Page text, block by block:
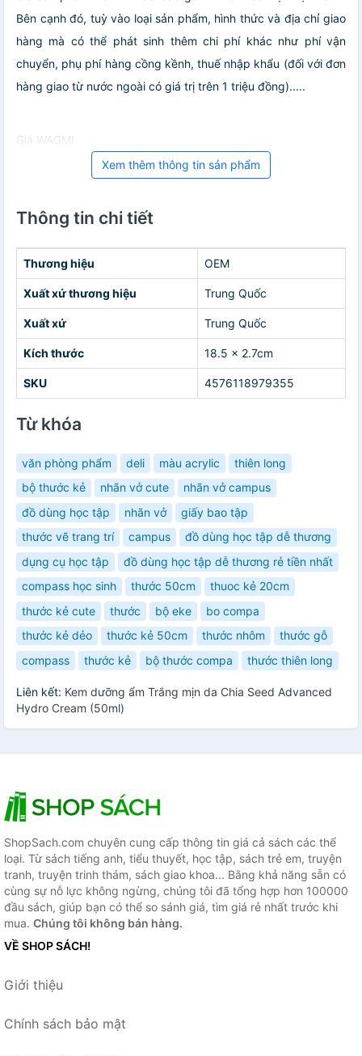
Bên cạnh đó, tuỳ vào loại sản phẩm, hình thức và địa chỉ giao
hàng mà có thể phát sinh thêm chi phí khác như phí vận
chuyển, phụ phí hàng cồng kềnh, thuế nhập khẩu (đối với đơn
hàng giao từ nước ngoài có giá trị trên 1 triệu đồng).....
Giá WAGMI
Xem thêm thông tin sản phẩm
Thông tin chi tiết
Thương hiệu OEM
Xuất xứ thương hiệu Trung Quốc
Xuất xứ Trung Quốc
Kích thước 18.5 x 2.7cm
SKU 4576118979355
Từ khóa
văn phòng phẩm deli màu acrylic
thiên long
bộ thước kẻ
nhãn vở cute
nhãn vở campus
đồ dùng học tập
nhãn vở
giấy bao tập
thước vẽ trang trí
campus
đồ dùng học tập dễ thương
dụng cụ học tập
đồ dùng học tập dễ thương rẻ tiền nhất
compass học sinh
thước 50cm
thuoc kẻ 20cm
thước kẻ cute
thước bộ eke
bo compa
thước kẻ dẻo
thước kẻ 50cm thước nhôm
thước gỗ
compass
thước kẻ bộ thước compa thước thiên long
Liên kết: Kem dưỡng ẩm Trắng mịn da Chia Seed Advanced
Hydro Cream (50ml)
ShopSach.com chuyên cung cấp thông tin giá cả sách các thể
loại. Từ sách tiếng anh, tiểu thuyết, học tập, sách trẻ em, truyện
tranh, truyện trinh thám, sách giao khoa... Bằng khả năng sẵn có
cùng sự nỗ lực không ngừng, chúng tôi đã tổng hợp hơn 100000
đầu sách, giúp bạn có thể so sánh giá, tìm giá rẻ nhất trước khi
mua. Chúng tôi không bán hàng.
VỀ SHOP SÁCH!
Giới thiệu
Chính sách bảo mật